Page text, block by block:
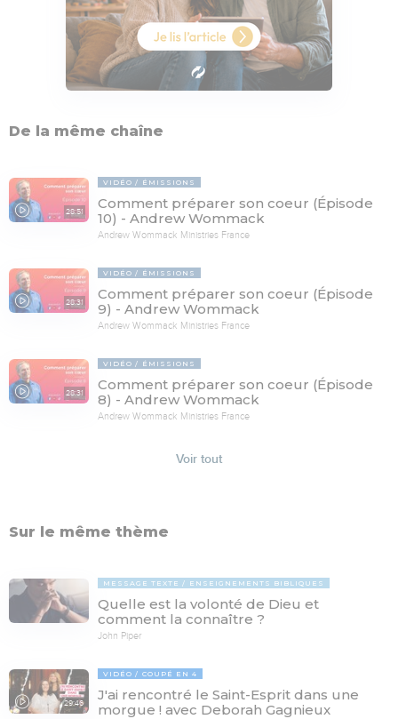
De la même chaîne
28:51
VIDÉO ÉMISSIONS
Comment préparer son coeur (Épisode
10) - Andrew Wommack
Andrew Wommack Ministries France
28:31
VIDÉO ÉMISSIONS
Comment préparer son coeur (Épisode
9) - Andrew Wommack
Andrew Wommack Ministries France
28:31
VIDÉO ÉMISSIONS
Comment préparer son coeur (Épisode
8) - Andrew Wommack
Andrew Wommack Ministries France
Voir tout
Sur le même thème
MESSAGE TEXTE ENSEIGNEMENTS BIBLIQUES
Quelle est la volonté de Dieu et
comment la connaître ?
John Piper
29:46
VIDÉO COUPÉ EN 4
J'ai rencontré le Saint-Esprit dans une
morgue ! avec Deborah Gagnieux